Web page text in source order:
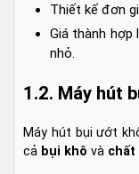
Thiết kế đơn
Giá thành hợp
nhỏ.
1.2. Máy hút
Máy hút bụi ướt
cả bụi khô và chất